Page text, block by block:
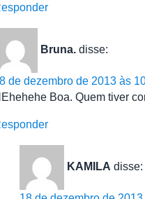
Bruna. disse:
de dezembro de 2013 às
Boa. Quem tiver
KAMILA disse: